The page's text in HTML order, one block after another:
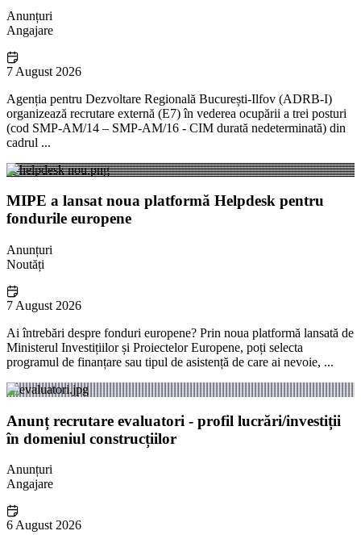
Anunțuri
Angajare
7 August 2026
Agenția pentru Dezvoltare Regională București-Ilfov (ADRB-I)
organizează recrutare externă (E7) în vederea ocupării a trei posturi
(cod SMP-AM/14 – SMP-AM/16 - CIM durată nedeterminată) din
cadrul ...
MIPE a lansat noua platformă Helpdesk pentru
fondurile europene
Anunțuri
Noutăți
7 August 2026
Ai întrebări despre fonduri europene? Prin noua platformă lansată de
Ministerul Investițiilor și Proiectelor Europene, poți selecta
programul de finanțare sau tipul de asistență de care ai nevoie, ...
Anunț recrutare evaluatori - profil lucrări/investiții
în domeniul construcțiilor
Anunțuri
Angajare
6 August 2026